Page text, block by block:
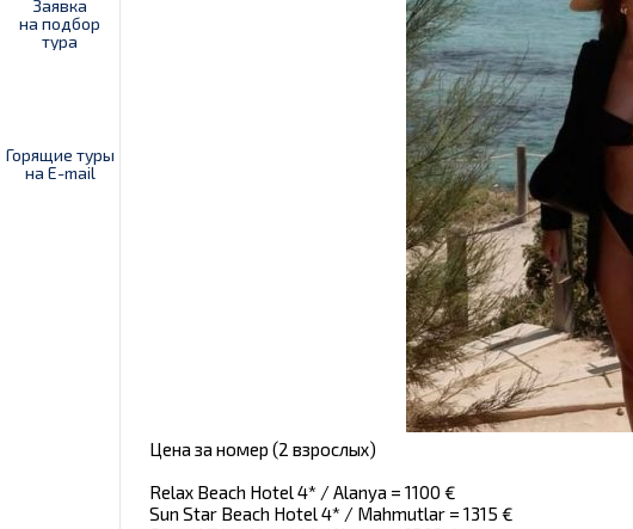
Заявка
на подбор
тура
Горящие туры
на E-mail
Цена за номер (2 взрослых)
Relax Beach Hotel 4* / Alanya = 1100 €
Sun Star Beach Hotel 4* / Mahmutlar = 1315 €